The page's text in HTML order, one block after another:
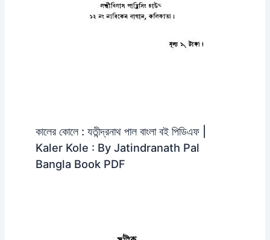
কালের কোলে : যতীন্দ্রনাথ পাল বাংলা বই পিডিএফ |
Kaler Kole : By Jatindranath Pal
Bangla Book PDF